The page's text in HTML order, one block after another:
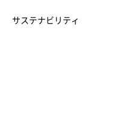
サステナビリティ